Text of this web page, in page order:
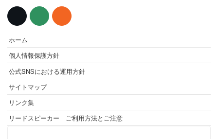
ホーム
個人情報保護方針
公式SNSにおける運用方針
サイトマップ
リンク集
リードスピーカー ご利用方法とご注意